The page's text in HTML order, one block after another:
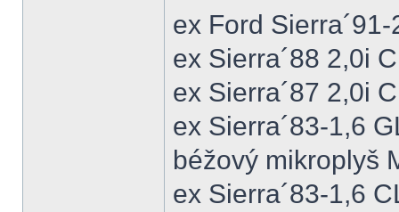
ex Ford
ex Sierra´88 2,0i
ex Sierra´87 2,0i
ex Sierra´83-1,6
béžový mikroplyš
ex Sierra´83-1,6